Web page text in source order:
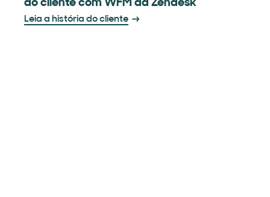
ao cliente com WFM da Zendesk
Leia a história do cliente